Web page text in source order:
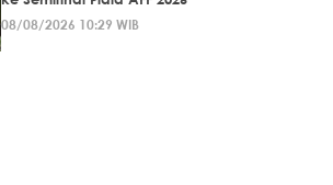
08/08/2026 10:29 WIB